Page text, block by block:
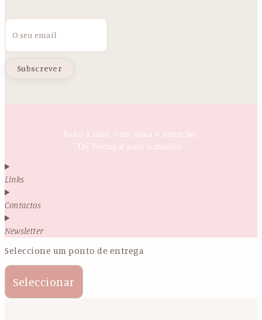
Email
Feito à mão, com alma e intenção.
De Portugal para o mundo.
Links
Contactos
Newsletter
Seleccione um ponto de entrega
Seleccionar